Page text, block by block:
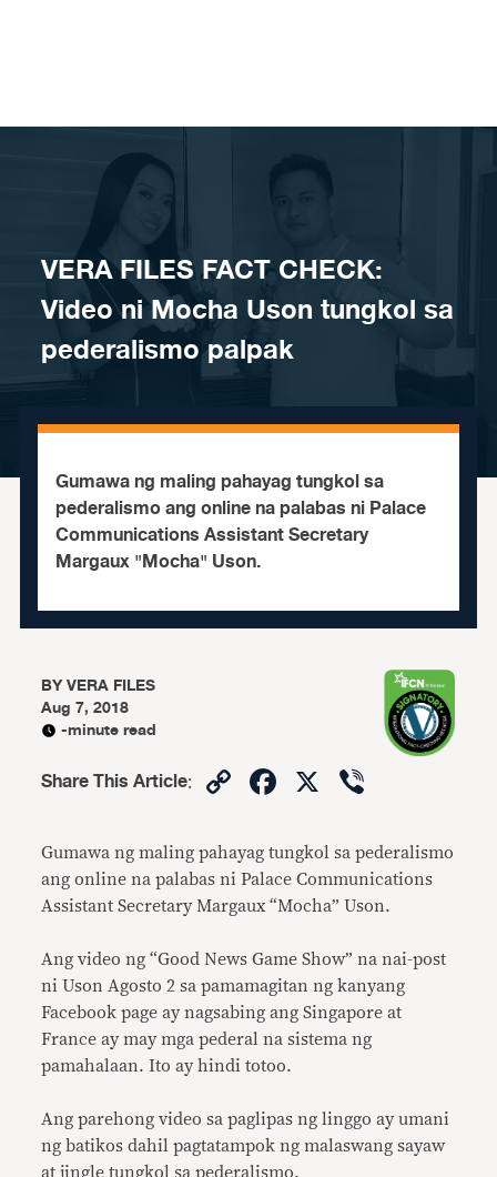
VERA FILES FACT CHECK:
Video ni Mocha Uson tungkol sa
pederalismo palpak
Gumawa ng maling pahayag tungkol sa
pederalismo ang online na palabas ni Palace
Communications Assistant Secretary
Margaux "Mocha" Uson.
BYVERA FILES
Aug 7, 2018
-minute read
Share This Article: CopyFacebook
X
Gumawa ng maling pahayag tungkol sa pederalismo
ang online na palabas ni Palace Communications
Assistant Secretary Margaux “Mocha” Uson.
Ang video ng “Good News Game Show” na nai-post
ni Uson Agosto 2 sa pamamagitan ng kanyang
Facebook page ay nagsabing ang Singapore at
France ay may mga pederal na sistema ng
pamahalaan. Ito ay hindi totoo.
Ang parehong video sa paglipas ng linggo ay umani
ng batikos dahil pagtatampok ng malaswang sayaw
at jingle tungkol sa pederalismo.